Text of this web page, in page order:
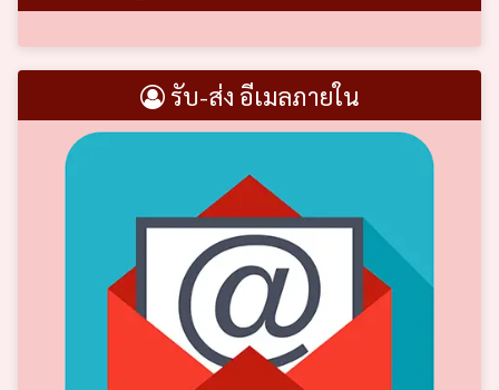
รับ-ส่ง อีเมลภายใน